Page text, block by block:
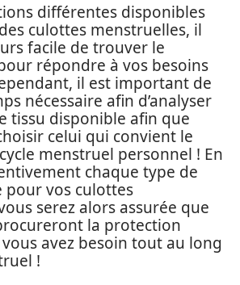
différentes disponibles
culottes menstruelles, il
facile de trouver le
répondre à vos besoins
il est important de
nécessaire afin d’analyser
tissu disponible afin que
celui qui convient le
menstruel personnel ! En
chaque type de
pour vos culottes
serez alors assurée que
la protection
avez besoin tout au long
!